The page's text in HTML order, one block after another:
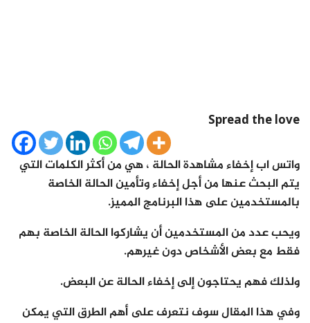
Spread the love
واتس اب إخفاء مشاهدة الحالة ، هي من أكثر الكلمات التي
يتم البحث عنها من أجل إخفاء وتأمين الحالة الخاصة
بالمستخدمين على هذا البرنامج المميز.
ويحب عدد من المستخدمين أن يشاركوا الحالة الخاصة بهم
فقط مع بعض الأشخاص دون غيرهم.
ولذلك فهم يحتاجون إلى إخفاء الحالة عن البعض.
وفي هذا المقال سوف نتعرف على أهم الطرق التي يمكن